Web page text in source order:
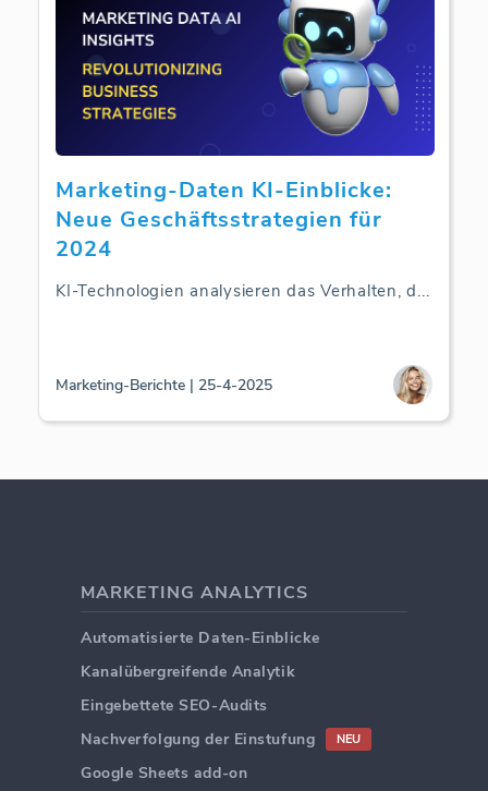
Marketing-Daten KI-Einblicke:
Neue Geschäftsstrategien für
2024
KI-Technologien analysieren das Verhalten, d...
Marketing-Berichte | 25-4-2025
MARKETING ANALYTICS
Automatisierte Daten-Einblicke
Kanalübergreifende Analytik
Eingebettete SEO-Audits
Nachverfolgung der Einstufung
NEU
Google Sheets add-on